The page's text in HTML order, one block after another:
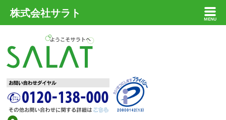
株式会社サラト